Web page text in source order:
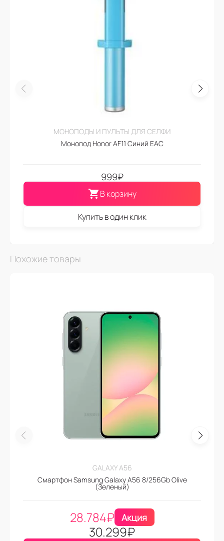
МОНОПОДЫ И ПУЛЬТЫ ДЛЯ СЕЛФИ
Монопод Honor AF11 Синий EAC
999₽
В корзину
Купить в один клик
Похожие товары
GALAXY A56
Смартфон Samsung Galaxy A56 8/256Gb Olive
(Зеленый)
28.784₽ Акция
30.299₽